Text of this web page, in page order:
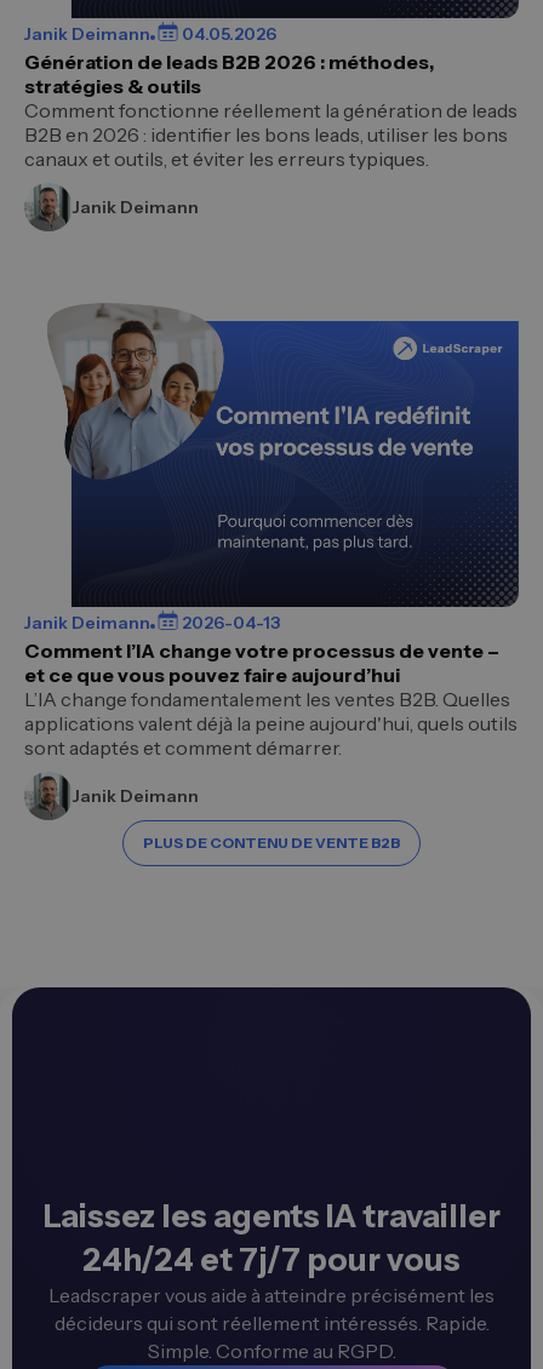
Janik Deimann 04.05.2026
Génération de leads B2B 2026 : méthodes,
stratégies & outils
Comment fonctionne réellement la génération de leads
B2B en 2026 : identifier les bons leads, utiliser les bons
canaux et outils, et éviter les erreurs typiques.
Janik Deimann
Janik Deimann 2026-04-13
Comment l’IA change votre processus de vente –
et ce que vous pouvez faire aujourd’hui
L’IA change fondamentalement les ventes B2B. Quelles
applications valent déjà la peine aujourd'hui, quels outils
sont adaptés et comment démarrer.
Janik Deimann
PLUS DE CONTENU DE VENTE B2B
Laissez les agents IA travailler
24h/24 et 7j/7 pour vous
Leadscraper vous aide à atteindre précisément les
décideurs qui sont réellement intéressés. Rapide.
Simple. Conforme au RGPD.